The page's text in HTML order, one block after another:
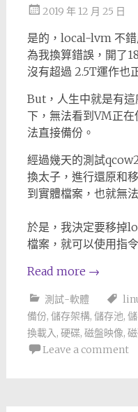
2019 年 12 月 25 日
是的，local-lvm 不錯
為我換算錯誤，開了
沒有超過 2.5T運作也
But，人生中就是有
下，無法看到VM正
法直接備份。
經過幾天的測試
換太子，進行還原和
到實體檔案，也就無
於是，我決定要移掉
檔案，就可以使用指
Read more →
測試-軟體
備份, 儲存架構, 儲存池,
換載入, 硬碟, 磁盤映像,
Leave a comment